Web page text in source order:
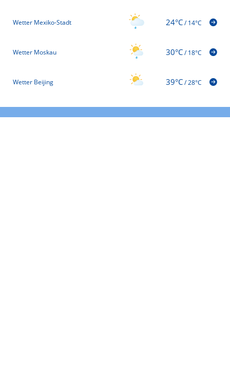
Wetter Mexiko-Stadt 24°C/14°C
Wetter Moskau 30°C/18°C
Wetter Beijing 39°C/28°C